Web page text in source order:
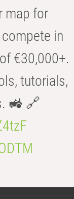
map for
in
€30,000+.
tutorials,
🚜 🔗